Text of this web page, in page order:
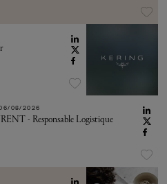
08/2026
- Responsable Logistique